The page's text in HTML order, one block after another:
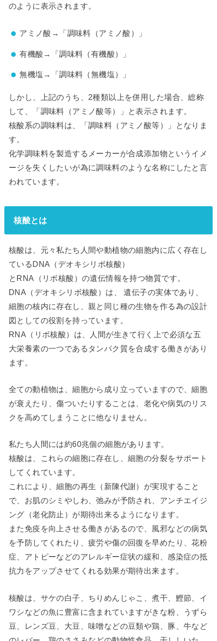
のように表示されます。
アミノ酸→「調味料（アミノ酸）」
有機酸→「調味料（有機酸）」
無機塩→「調味料（無機塩）」
しかし、上記のうち、2種類以上を併用した場合、総称
して、「調味料（アミノ酸等）」と表示されます。
核酸系の調味料は、「調味料（アミノ酸等）」となりま
す。
化学調味料を製造するメーカーが合成添加物というイメ
ージを失くしたいが為に調味料のような名称にしたと言
われています。
核酸とは
核酸は、元々私たち人間や動植物の細胞内に広く存在し
ているDNA（デオキシリボ核酸）
とRNA（リボ核酸）の遺伝情報を持つ物質です。
DNA（デオキシリボ核酸）は、 遺伝子の実体であり、
細胞の核内に存在し、親と同じ種の生物を作る為の設計
図としての役割を持っています。
RNA（リボ核酸）は、人間が生きて行く上で必須な五
大栄養素の一つであるタンパク質を合成する働きがあり
ます。
全ての動植物は、細胞から成り立っていますので、細胞
が衰えたり、傷ついたりすることは、老化や病気のリス
クを高めてしまうことに他なりません。
私たち人間には約60兆個の細胞があります。
核酸は、これらの細胞に存在し、細胞の分裂をサポート
してくれています。
これにより、細胞の再生（新陳代謝）が実現すること
で、お肌のシミやしわ、弛みが予防され、アンチエイジ
ング（老化防止）が期待出来るようになります。
また免疫を向上させる働きがあるので、風邪などの病気
を予防してくれたり、疲労や傷の回復を早めたり、花粉
症、アトピーなどのアレルギー症状の緩和、感染症の抵
抗力をアップさせてくれる効果が期待出来ます。
核酸は、サケの白子、ちりめんじゃこ、煮干、鰹節、イ
ワシなどの魚に豊富に含まれていますがきな粉、うずら
豆、レンズ豆、大豆、味噌などの豆類や鶏、豚、牛など